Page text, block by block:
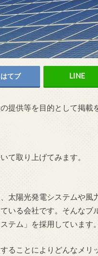
はてブ
提供等を目的として掲載
て取り上げてみます。
太陽光発電システムや風
いる会社です。そんなブ
テム」を採用しています。
ることによりどんなメリ